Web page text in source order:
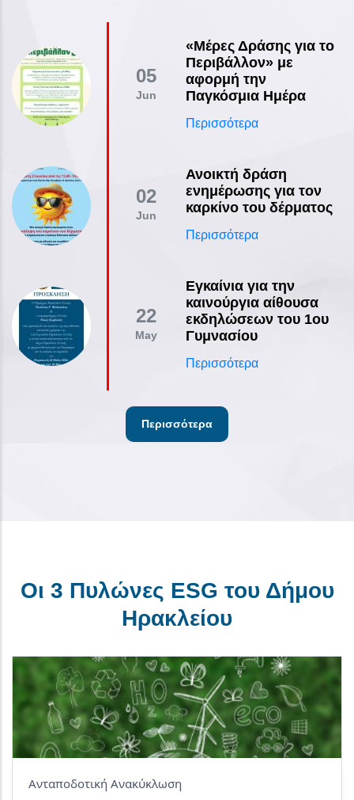
05
Jun
«Μέρες Δράσης για το
Περιβάλλον» με
αφορμή την
Παγκόσμια Ημέρα
Περισσότερα
02
Jun
Ανοικτή δράση
ενημέρωσης για τον
καρκίνο του δέρματος
Περισσότερα
22
May
Εγκαίνια για την
καινούργια αίθουσα
εκδηλώσεων του 1ου
Γυμνασίου
Περισσότερα
Περισσότερα
Οι 3 Πυλώνες ESG του Δήμου
Ηρακλείου
Ανταποδοτική Ανακύκλωση